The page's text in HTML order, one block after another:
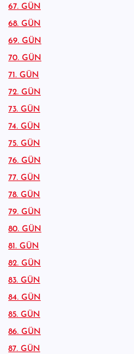
67. GÜN
68. GÜN
69. GÜN
70. GÜN
71. GÜN
72. GÜN
73. GÜN
74. GÜN
75. GÜN
76. GÜN
77. GÜN
78. GÜN
79. GÜN
80. GÜN
81. GÜN
82. GÜN
83. GÜN
84. GÜN
85. GÜN
86. GÜN
87. GÜN